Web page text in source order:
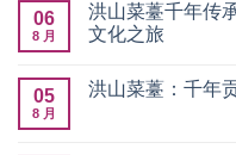
06
8 月
洪山菜薹千年传
文化之旅
05
8 月
洪山菜薹：千年